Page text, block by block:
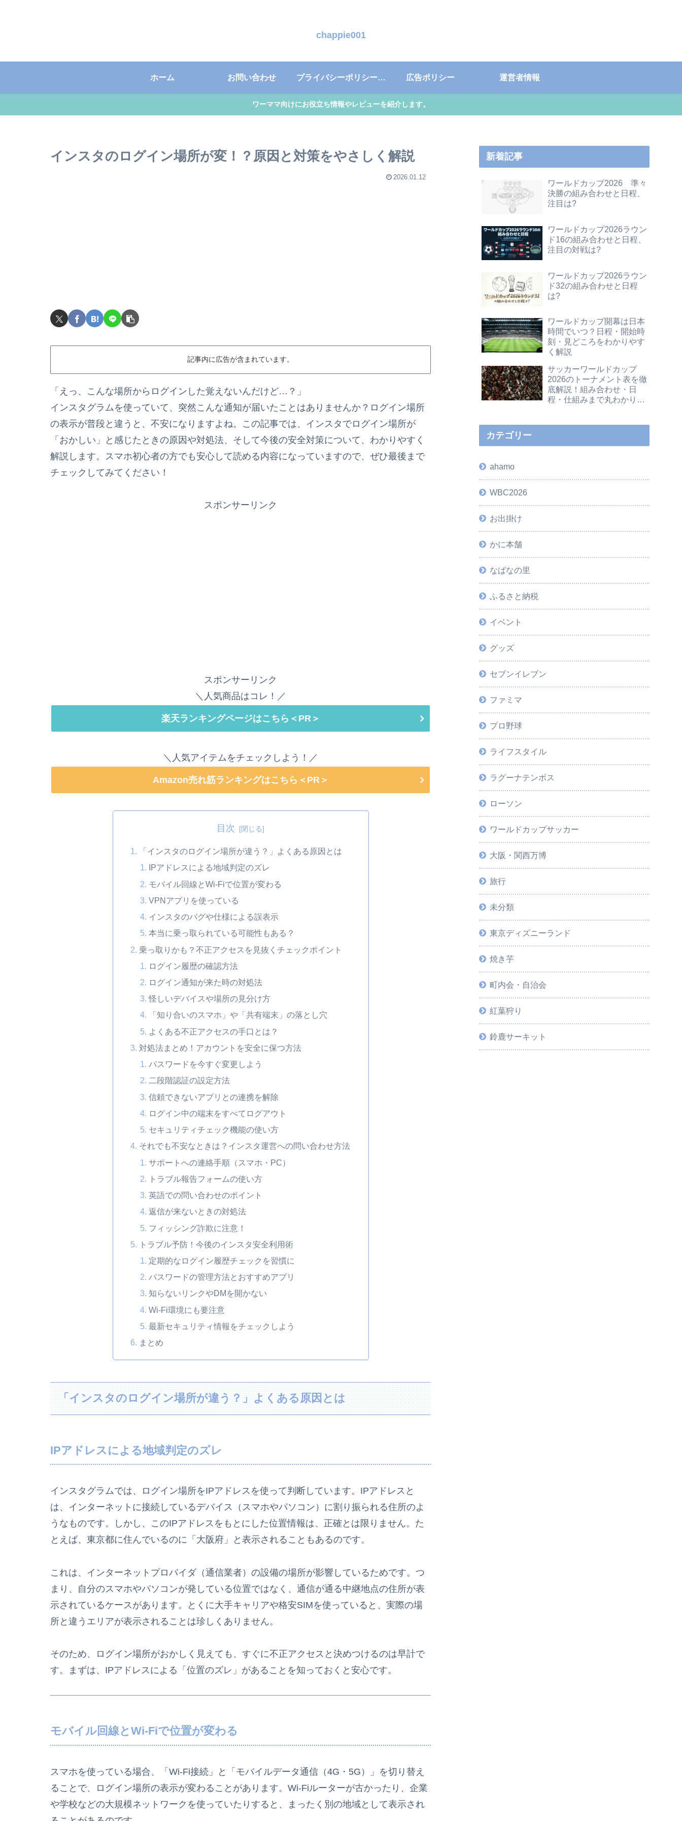
chappie001
ホーム お問い合わせ プライバシーポリシー・免責事項 広告ポリシー 運営者情報
ワーママ向けにお役立ち情報やレビューを紹介します。
インスタのログイン場所が変！？原因と対策をやさしく解説
2026.01.12
記事内に広告が含まれています。
「えっ、こんな場所からログインした覚えないんだけど…？」
インスタグラムを使っていて、突然こんな通知が届いたことはありませんか？ログイン場所
の表示が普段と違うと、不安になりますよね。この記事では、インスタでログイン場所が
「おかしい」と感じたときの原因や対処法、そして今後の安全対策について、わかりやすく
解説します。スマホ初心者の方でも安心して読める内容になっていますので、ぜひ最後まで
チェックしてみてください！
スポンサーリンク
スポンサーリンク
＼人気商品はコレ！／
楽天ランキングページはこちら＜PR＞
＼人気アイテムをチェックしよう！／
Amazon売れ筋ランキングはこちら＜PR＞
目次
「インスタのログイン場所が違う？」よくある原因とは
IPアドレスによる地域判定のズレ
モバイル回線とWi-Fiで位置が変わる
VPNアプリを使っている
インスタのバグや仕様による誤表示
本当に乗っ取られている可能性もある？
乗っ取りかも？不正アクセスを見抜くチェックポイント
ログイン履歴の確認方法
ログイン通知が来た時の対処法
怪しいデバイスや場所の見分け方
「知り合いのスマホ」や「共有端末」の落とし穴
よくある不正アクセスの手口とは？
対処法まとめ！アカウントを安全に保つ方法
パスワードを今すぐ変更しよう
二段階認証の設定方法
信頼できないアプリとの連携を解除
ログイン中の端末をすべてログアウト
セキュリティチェック機能の使い方
それでも不安なときは？インスタ運営への問い合わせ方法
サポートへの連絡手順（スマホ・PC）
トラブル報告フォームの使い方
英語での問い合わせのポイント
返信が来ないときの対処法
フィッシング詐欺に注意！
トラブル予防！今後のインスタ安全利用術
定期的なログイン履歴チェックを習慣に
パスワードの管理方法とおすすめアプリ
知らないリンクやDMを開かない
Wi-Fi環境にも要注意
最新セキュリティ情報をチェックしよう
まとめ
「インスタのログイン場所が違う？」よくある原因とは
IPアドレスによる地域判定のズレ
インスタグラムでは、ログイン場所をIPアドレスを使って判断しています。IPアドレスと
は、インターネットに接続しているデバイス（スマホやパソコン）に割り振られる住所のよ
うなものです。しかし、このIPアドレスをもとにした位置情報は、正確とは限りません。た
とえば、東京都に住んでいるのに「大阪府」と表示されることもあるのです。
これは、インターネットプロバイダ（通信業者）の設備の場所が影響しているためです。つ
まり、自分のスマホやパソコンが発している位置ではなく、通信が通る中継地点の住所が表
示されているケースがあります。とくに大手キャリアや格安SIMを使っていると、実際の場
所と違うエリアが表示されることは珍しくありません。
そのため、ログイン場所がおかしく見えても、すぐに不正アクセスと決めつけるのは早計で
す。まずは、IPアドレスによる「位置のズレ」があることを知っておくと安心です。
モバイル回線とWi-Fiで位置が変わる
スマホを使っている場合、「Wi-Fi接続」と「モバイルデータ通信（4G・5G）」を切り替え
ることで、ログイン場所の表示が変わることがあります。Wi-Fiルーターが古かったり、企業
や学校などの大規模ネットワークを使っていたりすると、まったく別の地域として表示され
新着記事
ワールドカップ2026 準々
決勝の組み合わせと日程、
注目は?
ワールドカップ2026ラウン
ド16の組み合わせと日程、
注目の対戦は?
ワールドカップ2026ラウン
ド32の組み合わせと日程
は?
ワールドカップ開幕は日本
時間でいつ？日程・開始時
刻・見どころをわかりやす
く解説
サッカーワールドカップ
2026のトーナメント表を徹
底解説！組み合わせ・日
程・仕組みまで丸わかりガ
カテゴリー
ahamo
WBC2026
お出掛け
かに本舗
なばなの里
ふるさと納税
イベント
グッズ
セブンイレブン
ファミマ
プロ野球
ライフスタイル
ラグーナテンボス
ローソン
ワールドカップサッカー
大阪・関西万博
旅行
未分類
東京ディズニーランド
焼き芋
町内会・自治会
紅葉狩り
鈴鹿サーキット